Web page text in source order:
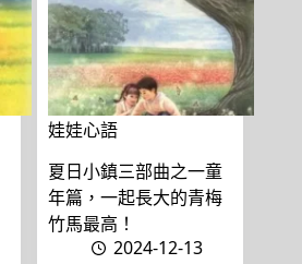
娃娃心語
夏日小鎮三部曲之一童
年篇，一起長大的青梅
竹馬最高！
2024-12-13